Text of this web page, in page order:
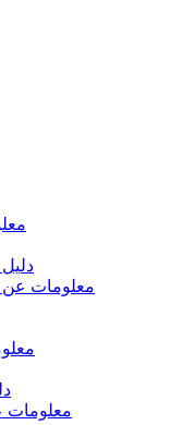
معلومات عن
معلومات